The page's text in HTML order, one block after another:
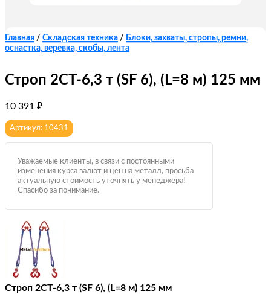
Главная / Складская техника / Блоки, захваты, стропы, ремни,
оснастка, веревка, скобы, лента
Строп 2СТ-6,3 т (SF 6), (L=8 м) 125 мм
10 391 ₽
Артикул: 10431
Уважаемые клиенты, в связи с постоянными
изменения курса валют и цен на металл, просьба
актуальную стоимость уточнять у менеджера!
Спасибо за понимание.
Строп 2СТ-6,3 т (SF 6), (L=8 м) 125 мм